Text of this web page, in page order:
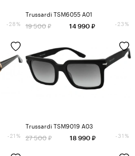
-28%
Trussardi TSM6055 A01
19 500 14 990 -23%
-21%
Trussardi TSM9019 A03
27 500 18 990 -31%